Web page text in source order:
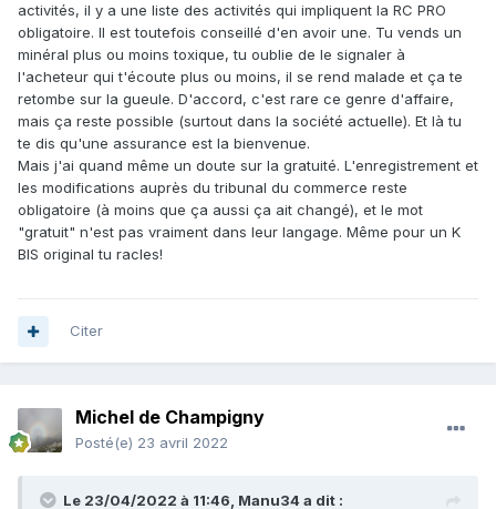
activités, il y a une liste des activités qui impliquent la RC PRO
obligatoire. Il est toutefois conseillé d'en avoir une. Tu vends un
minéral plus ou moins toxique, tu oublie de le signaler à
l'acheteur qui t'écoute plus ou moins, il se rend malade et ça te
retombe sur la gueule. D'accord, c'est rare ce genre d'affaire,
mais ça reste possible (surtout dans la société actuelle). Et là tu
te dis qu'une assurance est la bienvenue.
Mais j'ai quand même un doute sur la gratuité. L'enregistrement et
les modifications auprès du tribunal du commerce reste
obligatoire (à moins que ça aussi ça ait changé), et le mot
"gratuit" n'est pas vraiment dans leur langage. Même pour un K
BIS original tu racles!
Citer
Michel de Champigny
Posté(e) 23 avril 2022
Le 23/04/2022 à 11:46, Manu34 a dit :